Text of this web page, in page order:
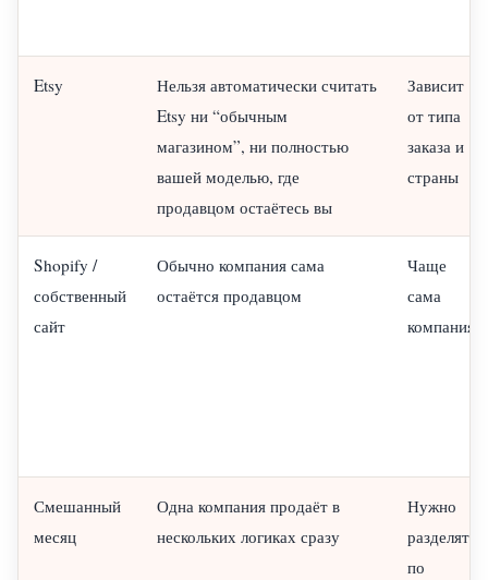
Etsy
Нельзя автоматически считать
Etsy ни “обычным
магазином”, ни полностью
вашей моделью, где
продавцом остаётесь вы
Зависит
от типа
заказа и
страны
Shopify /
собственный
сайт
Обычно компания сама
остаётся продавцом
Чаще
сама
компания
Смешанный
месяц
Одна компания продаёт в
нескольких логиках сразу
Нужно
разделять
по